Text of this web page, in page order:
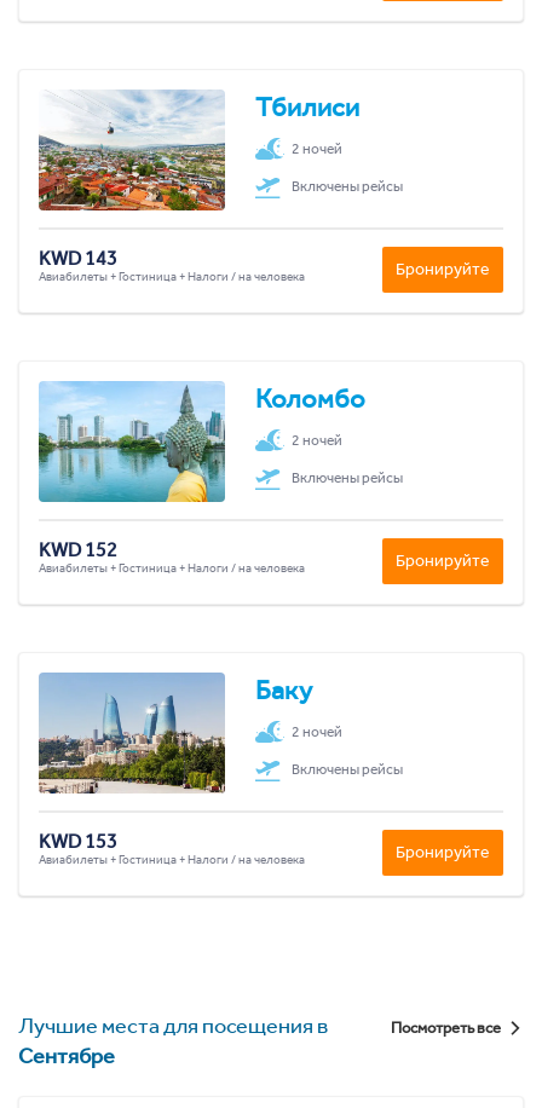
Тбилиси
2 ночей
Включены рейсы
KWD 143
Авиабилеты + Гостиница + Налоги / на человека Бронируйте
Коломбо
2 ночей
Включены рейсы
KWD 152
Авиабилеты + Гостиница + Налоги / на человека Бронируйте
Баку
2 ночей
Включены рейсы
KWD 153
Авиабилеты + Гостиница + Налоги / на человека Бронируйте
Лучшие места для посещения в
Сентябре
Посмотреть все